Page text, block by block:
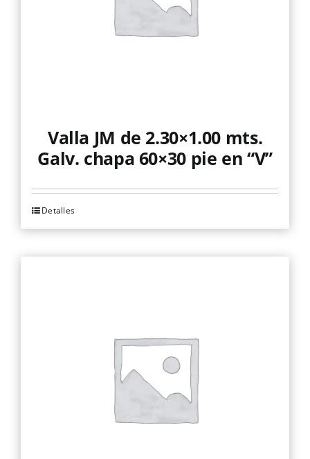
Valla JM de 2.30×1.00 mts.
Galv. chapa 60×30 pie en “V”
Detalles